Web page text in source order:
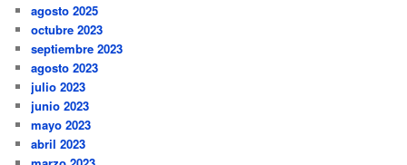
agosto 2025
octubre 2023
septiembre 2023
agosto 2023
julio 2023
junio 2023
mayo 2023
abril 2023